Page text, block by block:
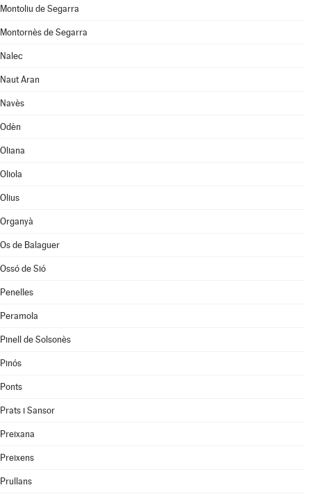
Montoliu de Segarra
Montornès de Segarra
Nalec
Naut Aran
Navès
Odèn
Oliana
Oliola
Olius
Organyà
Os de Balaguer
Ossó de Sió
Penelles
Peramola
Pinell de Solsonès
Pinós
Ponts
Prats i Sansor
Preixana
Preixens
Prullans